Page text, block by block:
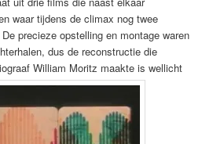
waar tijdens de climax nog twee
precieze opstelling en montage waren
dus de reconstructie die
William Moritz maakte is wellicht